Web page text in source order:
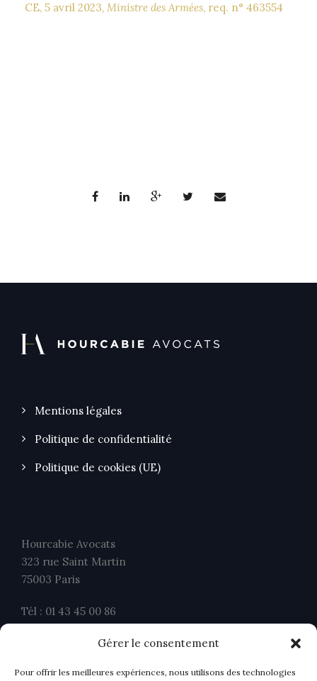
Gérer le consentement
Pour offrir les meilleures expériences, nous utilisons des technologies
CE, 5 avril 2023, Ministre des Armées, req. n° 463554
Mentions légales
Politique de confidentialité
Politique de cookies (UE)
Hourcabie Avocats
323 rue Saint Martin
75003 Paris
Tél : 01 43 45 00 86
contact@ahavocats.fr